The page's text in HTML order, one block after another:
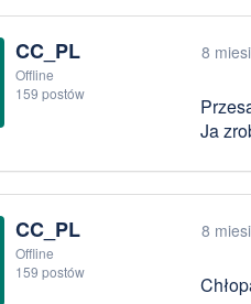
CC_PL
Offline
159 postów
8
Ja
CC_PL
Offline
159 postów
8